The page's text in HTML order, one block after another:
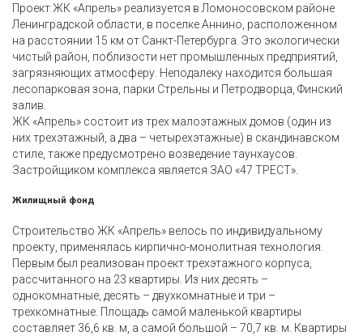
Проект ЖК «Апрель» реализуется в Ломоносовском районе
Ленинградской области, в поселке Аннино, расположенном
на расстоянии 15 км от Санкт-Петербурга. Это экологически
чистый район, поблизости нет промышленных предприятий,
загрязняющих атмосферу. Неподалеку находится большая
лесопарковая зона, парки Стрельны и Петродворца, Финский
залив.
ЖК «Апрель» состоит из трех малоэтажных домов (один из
них трехэтажный, а два – четырехэтажные) в скандинавском
стиле, также предусмотрено возведение таунхаусов.
Застройщиком комплекса является ЗАО «47 ТРЕСТ».
Жилищный фонд
Строительство ЖК «Апрель» велось по индивидуальному
проекту, применялась кирпично-монолитная технология.
Первым был реализован проект трехэтажного корпуса,
рассчитанного на 23 квартиры. Из них десять –
однокомнатные, десять – двухкомнатные и три –
трехкомнатные. Площадь самой маленькой квартиры
составляет 36,6 кв. м, а самой большой – 70,7 кв. м. Квартиры